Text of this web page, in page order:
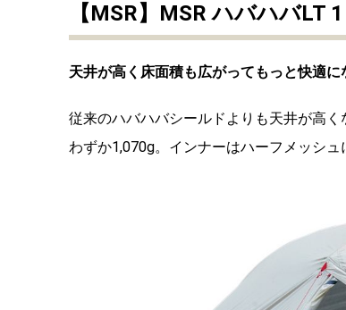
【MSR】MSR ハバハバLT 1
天井が高く床面積も広がってもっと快適に
従来のハバハバシールドよりも天井が高
わずか1,070g。インナーはハーフメッシ